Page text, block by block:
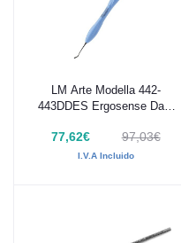
Añadir al carrito
LM Arte Modella 442-
443DDES Ergosense Dark
77,62€ 97,03€
I.V.A Incluido